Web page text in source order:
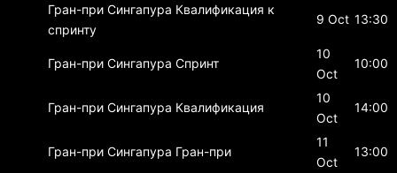
Гран-при Сингапура Квалификация к
спринту
9 Oct 13:30
Гран-при Сингапура Спринт
10
Oct
10:00
Гран-при Сингапура Квалификация
10
Oct
14:00
Гран-при Сингапура Гран-при
11
Oct
13:00